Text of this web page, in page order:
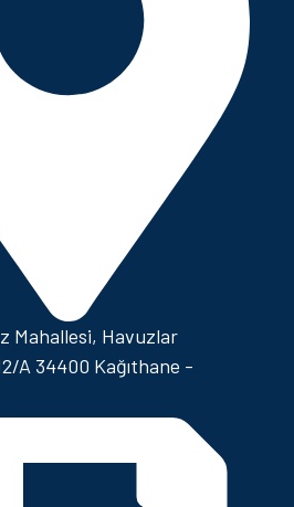
Mahallesi, Havuzlar
A 34400 Kağıthane -